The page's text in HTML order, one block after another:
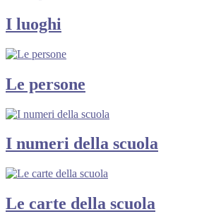
I luoghi
Le persone
I numeri della scuola
Le carte della scuola